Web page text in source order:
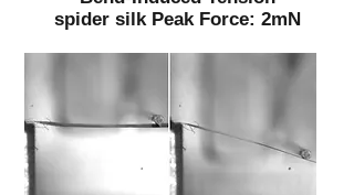
spider silk Peak Force: 2mN